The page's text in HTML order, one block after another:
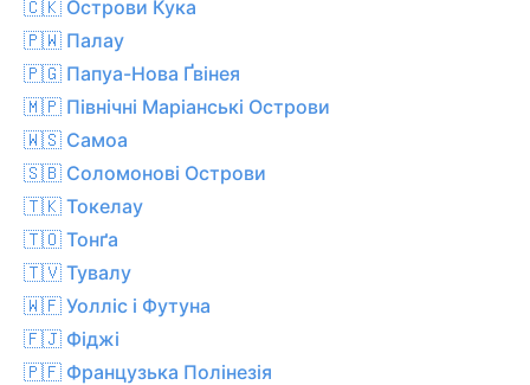
🇨🇰 Острови Кука
🇵🇼 Палау
🇵🇬 Папуа-Нова Ґвінея
🇲🇵 Північні Маріанські Острови
🇼🇸 Самоа
🇸🇧 Соломонові Острови
🇹🇰 Токелау
🇹🇴 Тонґа
🇹🇻 Тувалу
🇼🇫 Уолліс і Футуна
🇫🇯 Фіджі
🇵🇫 Французька Полінезія